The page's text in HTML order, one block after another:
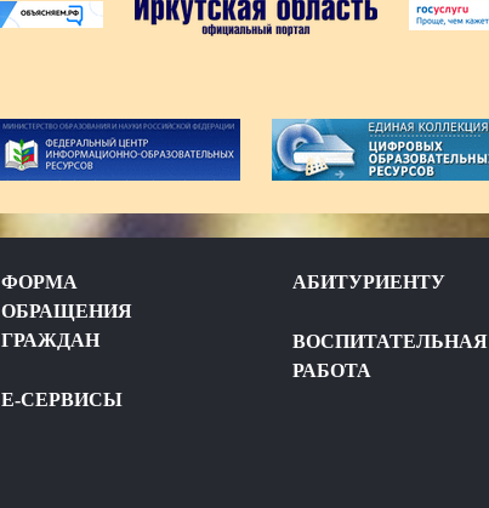
ФОРМА
ОБРАЩЕНИЯ
ГРАЖДАН
Е-СЕРВИСЫ
АБИТУРИЕНТУ
ВОСПИТАТЕЛЬНАЯ
РАБОТА